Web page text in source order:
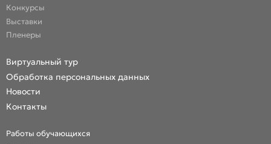
Конкурсы
Выставки
Пленеры
Виртуальный тур
Обработка персональных данных
Новости
Контакты
Работы обучающихся